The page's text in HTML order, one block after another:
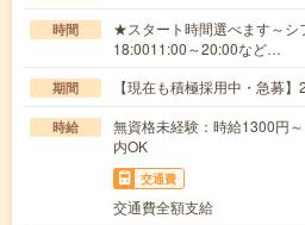
時間
★スタート時間選べます～シ
18:0011:00～20:00など…
期間 【現在も積極採用中・急募】
時給
無資格未経験：時給1300円
内OK
交通費
交通費全額支給